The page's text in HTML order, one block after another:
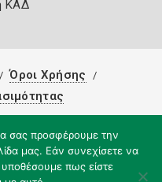
ΚΑΔ
Όροι Χρήσης
σας προσφέρουμε την
μας. Εάν συνεχίσετε να
υποθέσουμε πως είστε